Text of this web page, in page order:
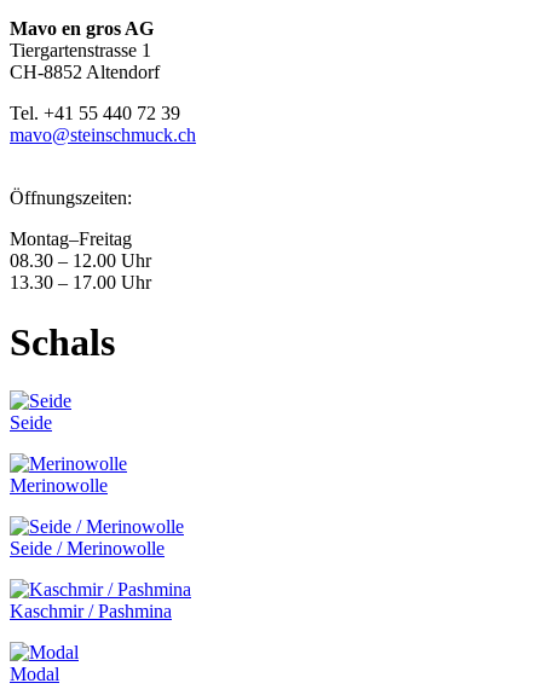
Mavo en gros AG
Tiergartenstrasse 1
CH-8852 Altendorf
Tel. +41 55 440 72 39
mavo@steinschmuck.ch
Öffnungszeiten:
Montag–Freitag
08.30 – 12.00 Uhr
13.30 – 17.00 Uhr
Schals
Seide
Merinowolle
Seide / Merinowolle
Kaschmir / Pashmina
Modal